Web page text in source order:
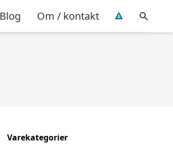
Blog Om / kontakt
Varekategorier